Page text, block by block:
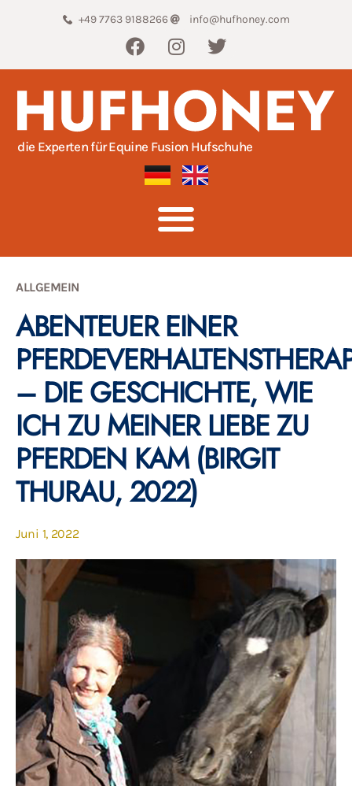
+49 7763 9188266 info@hufhoney.com
die Experten für Equine Fusion Hufschuhe
ALLGEMEIN
ABENTEUER EINER
– DIE GESCHICHTE, WIE
ICH ZU MEINER LIEBE ZU
PFERDEN KAM (BIRGIT
THURAU, 2022)
Juni 1, 2022